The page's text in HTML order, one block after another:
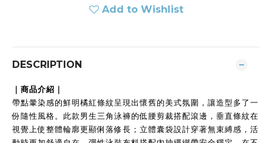
Add to Wishlist
DESCRIPTION
｜商品介紹｜
帶點暈染感的鮮明橘紅條紋呈現出懷舊的美式氛圍，讓造型多了一
份隨性風格。此款男生三角泳褲的低腰剪裁搭配滾邊，垂直條紋在
視覺上使整體輪廓更顯俐落修長；立體囊袋設計穿著無束縛感，活